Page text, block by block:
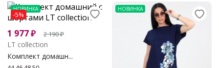
НОВИНКА
-5%
1 977₽ 2 190₽
LT collection
Комплект домашн...
НОВИНКА